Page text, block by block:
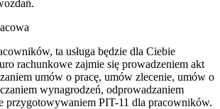
ta usługa będzie dla Ciebie
rachunkowe zajmie się prowadzeniem akt
umów o pracę, umów zlecenie, umów o
wynagrodzeń, odprowadzaniem
przygotowywaniem PIT-11 dla pracowników.